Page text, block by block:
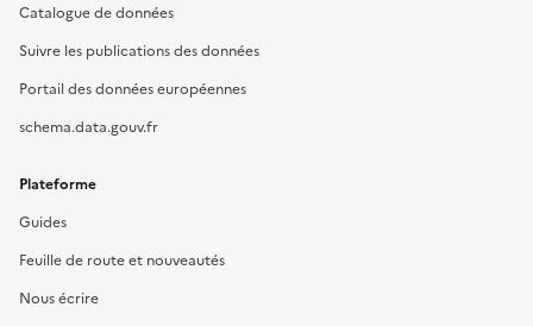
Catalogue de données
Suivre les publications des données
Portail des données européennes
schema.data.gouv.fr
Plateforme
Guides
Feuille de route et nouveautés
Nous écrire